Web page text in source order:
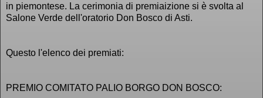
in piemontese. La cerimonia di premiaizione si è svolta al
Salone Verde dell'oratorio Don Bosco di Asti.
Questo l'elenco dei premiati:
PREMIO COMITATO PALIO BORGO DON BOSCO: